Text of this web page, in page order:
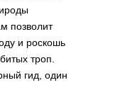
позволит
и роскошь
троп.
гид, один